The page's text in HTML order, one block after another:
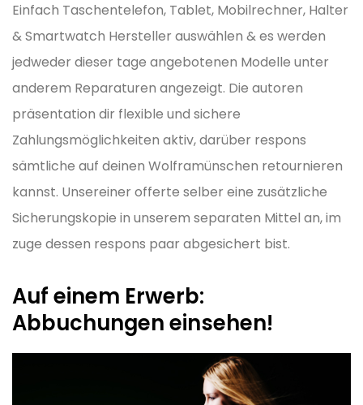
Einfach Taschentelefon, Tablet, Mobilrechner, Halter
& Smartwatch Hersteller auswählen & es werden
jedweder dieser tage angebotenen Modelle unter
anderem Reparaturen angezeigt. Die autoren
präsentation dir flexible und sichere
Zahlungsmöglichkeiten aktiv, darüber respons
sämtliche auf deinen Wolframünschen retournieren
kannst. Unsereiner offerte selber eine zusätzliche
Sicherungskopie in unserem separaten Mittel an, im
zuge dessen respons paar abgesichert bist.
Auf einem Erwerb:
Abbuchungen einsehen!